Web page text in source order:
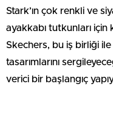
Stark’ın çok renkli ve
ayakkabı tutkunları
Skechers, bu iş birliği ile
tasarımlarını
verici bir başlangıç